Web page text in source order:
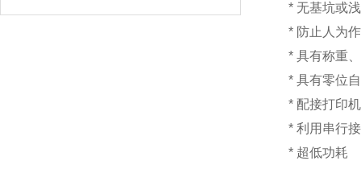
* 无基坑
* 防止人为
* 具有称重
* 具有零
* 配接打
* 利用串行
* 超低